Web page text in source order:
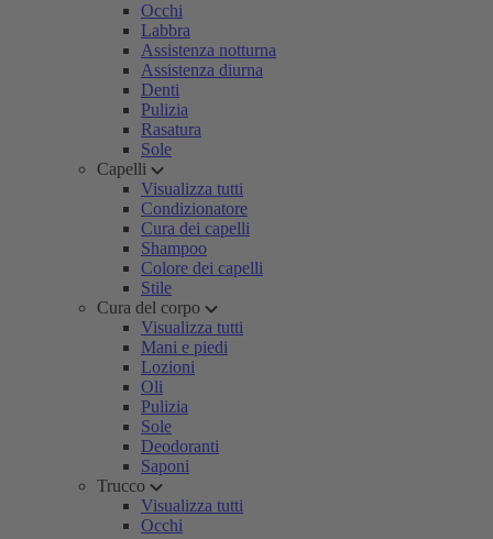
Occhi
Labbra
Assistenza notturna
Assistenza diurna
Denti
Pulizia
Rasatura
Sole
Capelli
Visualizza tutti
Condizionatore
Cura dei capelli
Shampoo
Colore dei capelli
Stile
Cura del corpo
Visualizza tutti
Mani e piedi
Lozioni
Oli
Pulizia
Sole
Deodoranti
Saponi
Trucco
Visualizza tutti
Occhi